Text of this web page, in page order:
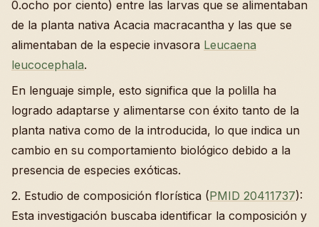
0.ocho por ciento) entre las larvas que se alimentaban
de la planta nativa Acacia macracantha y las que se
alimentaban de la especie invasora Leucaena
leucocephala.
En lenguaje simple, esto significa que la polilla ha
logrado adaptarse y alimentarse con éxito tanto de la
planta nativa como de la introducida, lo que indica un
cambio en su comportamiento biológico debido a la
presencia de especies exóticas.
2. Estudio de composición florística (PMID 20411737):
Esta investigación buscaba identificar la composición y